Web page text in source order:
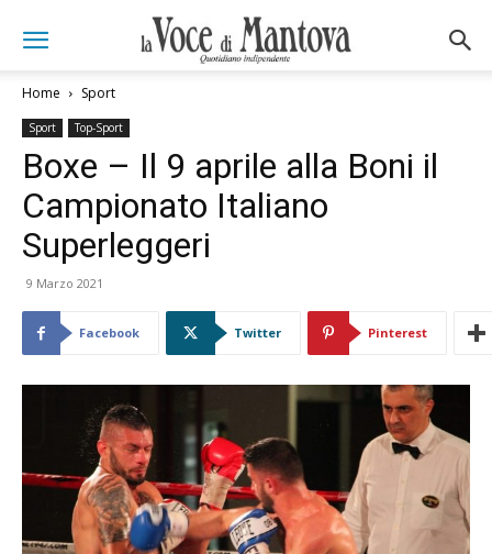
Home Sport
Sport Top-Sport
Boxe – Il 9 aprile alla Boni il
Campionato Italiano
Superleggeri
9 Marzo 2021
Facebook Twitter Pinterest